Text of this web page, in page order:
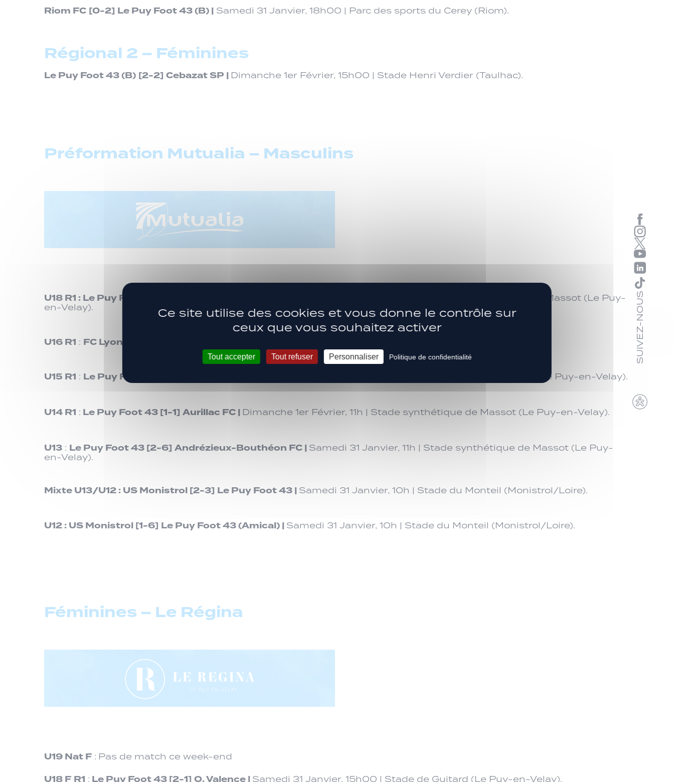
Riom FC [0-2] Le Puy Foot 43 (B) | Samedi 31 Janvier, 18h00 | Parc des sports du Cerey (Riom).
Régional 2 – Féminines
Le Puy Foot 43 (B) [2-2] Cebazat SP | Dimanche 1er Février, 15h00 | Stade Henri Verdier (Taulhac).
Préformation Mutualia – Masculins
U18 R1 : Le Puy Foot 43
| Samedi 31 Janvier, 15h00 | Stade synthétique de Massot (Le Puy-
en-Velay).
U16 R1 : FC Lyon
U15 R1 : Le Puy Foot 43 Dimanche 1er Février, 14h30 | Stade synthétique de Massot (Le Puy-en-Velay).
U14 R1 : Le Puy Foot 43 [1-1] Aurillac FC | Dimanche 1er Février, 11h | Stade synthétique de Massot (Le Puy-en-Velay).
U13 : Le Puy Foot 43 [2-6] Andrézieux-Bouthéon FC | Samedi 31 Janvier, 11h | Stade synthétique de Massot (Le Puy-
en-Velay).
Mixte U13/U12 : US Monistrol [2-3] Le Puy Foot 43 | Samedi 31 Janvier, 10h | Stade du Monteil (Monistrol/Loire).
U12 : US Monistrol [1-6] Le Puy Foot 43 (Amical) | Samedi 31 Janvier, 10h | Stade du Monteil (Monistrol/Loire).
Féminines – Le Régina
U19 Nat F : Pas de match ce week-end
U18 F R1 : Le Puy Foot 43 [2-1] O. Valence | Samedi 31 Janvier, 15h00 | Stade de Guitard (Le Puy-en-Velay).
SUIVEZ-NOUS
Ce site utilise des cookies et vous donne le contrôle sur
ceux que vous souhaitez activer
Tout accepter Tout refuser Personnaliser Politique de confidentialité